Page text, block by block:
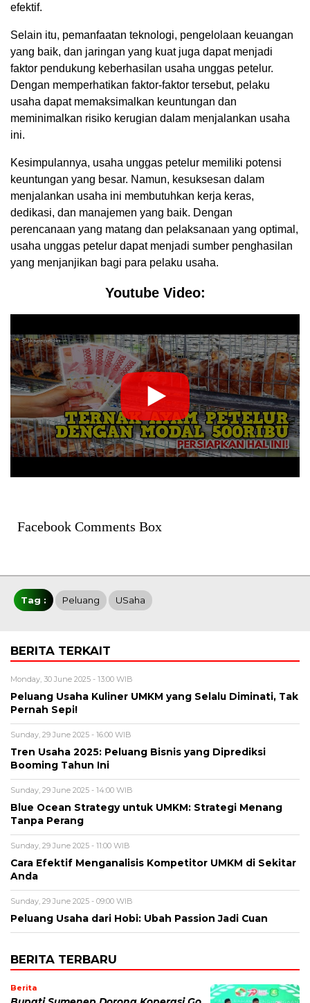
efektif.
Selain itu, pemanfaatan teknologi, pengelolaan keuangan
yang baik, dan jaringan yang kuat juga dapat menjadi
faktor pendukung keberhasilan usaha unggas petelur.
Dengan memperhatikan faktor-faktor tersebut, pelaku
usaha dapat memaksimalkan keuntungan dan
meminimalkan risiko kerugian dalam menjalankan usaha
ini.
Kesimpulannya, usaha unggas petelur memiliki potensi
keuntungan yang besar. Namun, kesuksesan dalam
menjalankan usaha ini membutuhkan kerja keras,
dedikasi, dan manajemen yang baik. Dengan
perencanaan yang matang dan pelaksanaan yang optimal,
usaha unggas petelur dapat menjadi sumber penghasilan
yang menjanjikan bagi para pelaku usaha.
Youtube Video:
Facebook Comments Box
Tag : Peluang USaha
BERITA TERKAIT
Monday, 30 June 2025 - 13:00 WIB
Peluang Usaha Kuliner UMKM yang Selalu Diminati, Tak
Pernah Sepi!
Sunday, 29 June 2025 - 16:00 WIB
Tren Usaha 2025: Peluang Bisnis yang Diprediksi
Booming Tahun Ini
Sunday, 29 June 2025 - 14:00 WIB
Blue Ocean Strategy untuk UMKM: Strategi Menang
Tanpa Perang
Sunday, 29 June 2025 - 11:00 WIB
Cara Efektif Menganalisis Kompetitor UMKM di Sekitar
Anda
Sunday, 29 June 2025 - 09:00 WIB
Peluang Usaha dari Hobi: Ubah Passion Jadi Cuan
BERITA TERBARU
Berita